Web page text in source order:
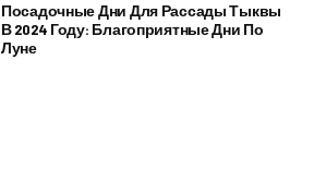
Посадочные Дни Для Рассады Тыквы
В 2024 Году: Благоприятные Дни По
Луне